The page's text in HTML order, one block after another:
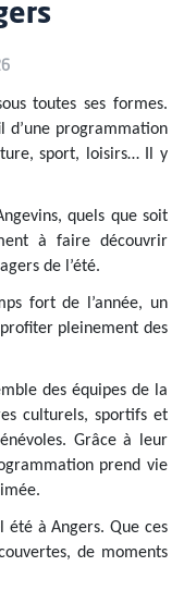
toutes ses formes.
d’une programmation
sport, loisirs… Il y
quels que soit
à faire découvrir
de l’été.
fort de l’année, un
pleinement des
des équipes de la
culturels, sportifs et
Grâce à leur
prend vie
été à Angers. Que ces
de moments